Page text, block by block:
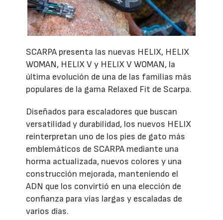
SCARPA presenta las nuevas HELIX, HELIX
WOMAN, HELIX V y HELIX V WOMAN, la
última evolución de una de las familias más
populares de la gama Relaxed Fit de Scarpa.
Diseñados para escaladores que buscan
versatilidad y durabilidad, los nuevos HELIX
reinterpretan uno de los pies de gato más
emblemáticos de SCARPA mediante una
horma actualizada, nuevos colores y una
construcción mejorada, manteniendo el
ADN que los convirtió en una elección de
confianza para vías largas y escaladas de
varios días.